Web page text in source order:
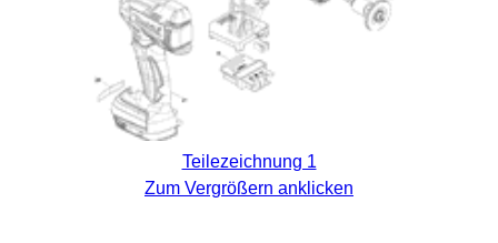
Teilezeichnung 1
Zum Vergrößern anklicken